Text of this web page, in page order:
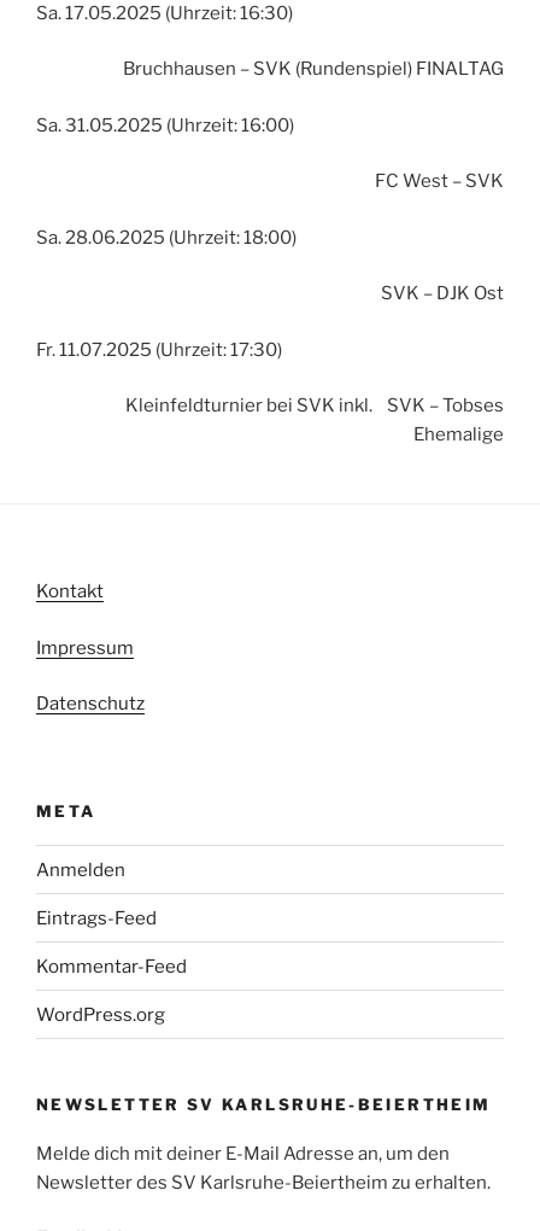
Sa. 17.05.2025 (Uhrzeit: 16:30)
Bruchhausen – SVK (Rundenspiel) FINALTAG
Sa. 31.05.2025 (Uhrzeit: 16:00)
FC West – SVK
Sa. 28.06.2025 (Uhrzeit: 18:00)
SVK – DJK Ost
Fr. 11.07.2025 (Uhrzeit: 17:30)
Kleinfeldturnier bei SVK inkl. SVK – Tobses
Ehemalige
Kontakt
Impressum
Datenschutz
META
Anmelden
Eintrags-Feed
Kommentar-Feed
WordPress.org
NEWSLETTER SV KARLSRUHE-BEIERTHEIM
Melde dich mit deiner E-Mail Adresse an, um den
Newsletter des SV Karlsruhe-Beiertheim zu erhalten.